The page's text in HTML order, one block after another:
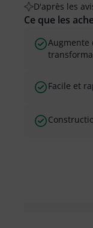
D'après les
Ce que les
Augmente
Facile et